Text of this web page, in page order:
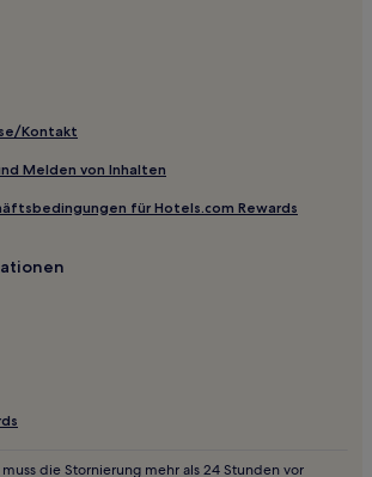
in Chiba
Strand Katakai
nahe Strand Katakai
nahe Makuhari Beach
in Narita
Kontakt
Melden von Inhalten
für Hotels.com Rewards
die Stornierung mehr als 24 Stunden vor